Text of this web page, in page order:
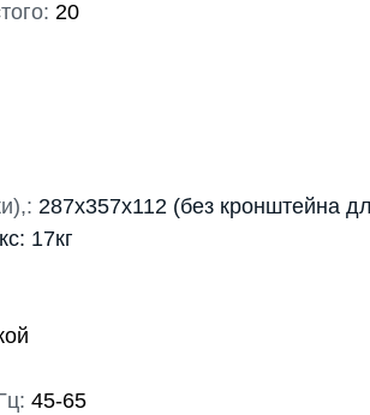
20
287х357х112 (без кронштейна
17кг
45-65